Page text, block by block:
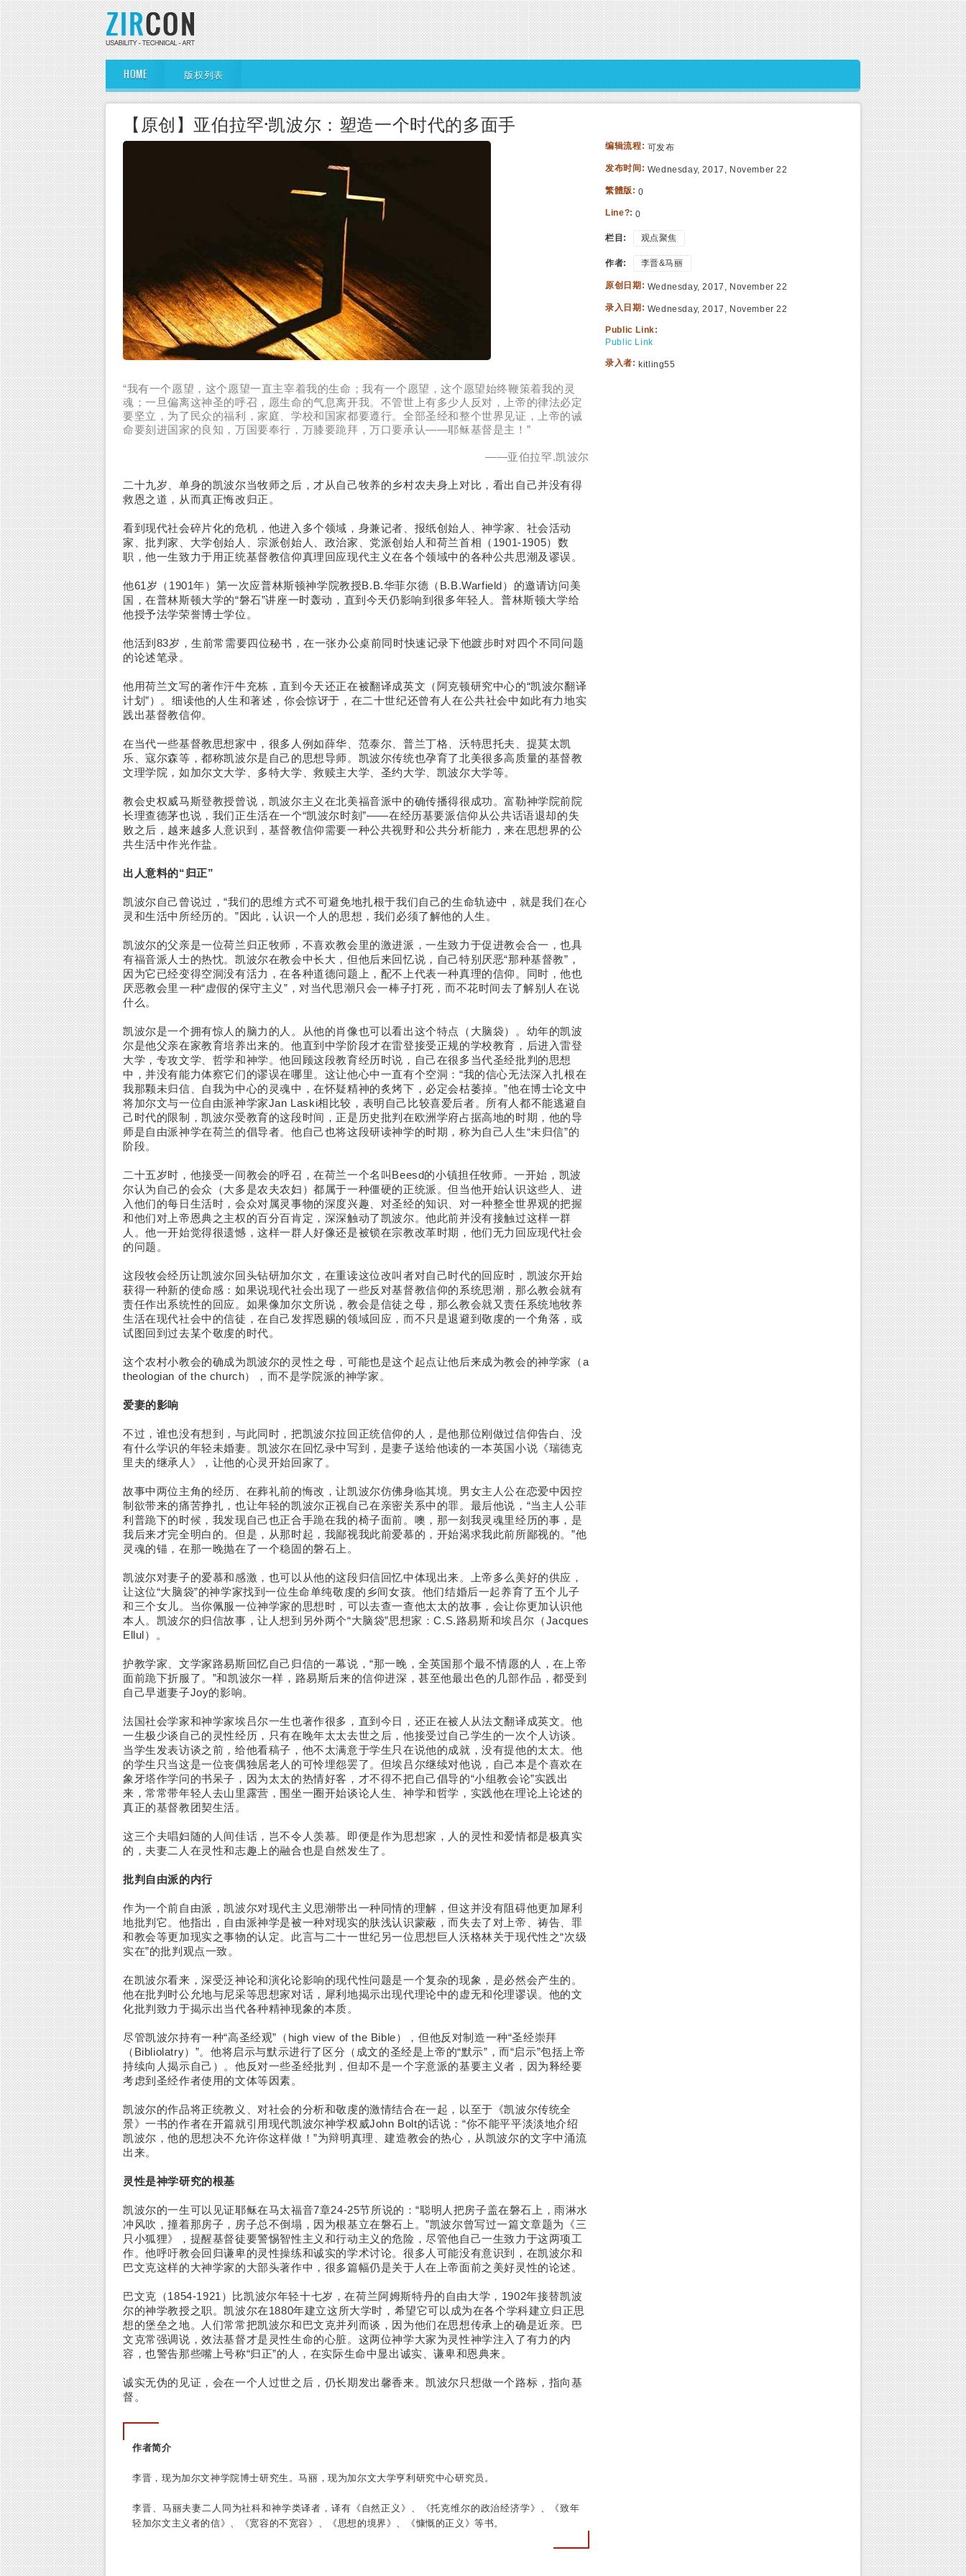
Main Menu
HOME 版权列表
【原创】亚伯拉罕·凯波尔：塑造一个时代的多面手
“我有一个愿望，这个愿望一直主宰着我的生命；我有一个愿望，这个愿望始终鞭策着我的灵
魂；一旦偏离这神圣的呼召，愿生命的气息离开我。不管世上有多少人反对，上帝的律法必定
要坚立，为了民众的福利，家庭、学校和国家都要遵行。全部圣经和整个世界见证，上帝的诫
命要刻进国家的良知，万国要奉行，万膝要跪拜，万口要承认——耶稣基督是主！”
——亚伯拉罕.凯波尔
二十九岁、单身的凯波尔当牧师之后，才从自己牧养的乡村农夫身上对比，看出自己并没有得
救恩之道，从而真正悔改归正。
看到现代社会碎片化的危机，他进入多个领域，身兼记者、报纸创始人、神学家、社会活动
家、批判家、大学创始人、宗派创始人、政治家、党派创始人和荷兰首相（1901-1905）数
职，他一生致力于用正统基督教信仰真理回应现代主义在各个领域中的各种公共思潮及谬误。
他61岁（1901年）第一次应普林斯顿神学院教授B.B.华菲尔德（B.B.Warfield）的邀请访问美
国，在普林斯顿大学的“磐石”讲座一时轰动，直到今天仍影响到很多年轻人。普林斯顿大学给
他授予法学荣誉博士学位。
他活到83岁，生前常需要四位秘书，在一张办公桌前同时快速记录下他踱步时对四个不同问题
的论述笔录。
他用荷兰文写的著作汗牛充栋，直到今天还正在被翻译成英文（阿克顿研究中心的“凯波尔翻译
计划”）。细读他的人生和著述，你会惊讶于，在二十世纪还曾有人在公共社会中如此有力地实
践出基督教信仰。
在当代一些基督教思想家中，很多人例如薛华、范泰尔、普兰丁格、沃特思托夫、提莫太凯
乐、寇尔森等，都称凯波尔是自己的思想导师。凯波尔传统也孕育了北美很多高质量的基督教
文理学院，如加尔文大学、多特大学、救赎主大学、圣约大学、凯波尔大学等。
教会史权威马斯登教授曾说，凯波尔主义在北美福音派中的确传播得很成功。富勒神学院前院
长理查德茅也说，我们正生活在一个“凯波尔时刻”——在经历基要派信仰从公共话语退却的失
败之后，越来越多人意识到，基督教信仰需要一种公共视野和公共分析能力，来在思想界的公
共生活中作光作盐。
出人意料的“归正”
凯波尔自己曾说过，“我们的思维方式不可避免地扎根于我们自己的生命轨迹中，就是我们在心
灵和生活中所经历的。”因此，认识一个人的思想，我们必须了解他的人生。
凯波尔的父亲是一位荷兰归正牧师，不喜欢教会里的激进派，一生致力于促进教会合一，也具
有福音派人士的热忱。凯波尔在教会中长大，但他后来回忆说，自己特别厌恶“那种基督教”，
因为它已经变得空洞没有活力，在各种道德问题上，配不上代表一种真理的信仰。同时，他也
厌恶教会里一种“虚假的保守主义”，对当代思潮只会一棒子打死，而不花时间去了解别人在说
什么。
凯波尔是一个拥有惊人的脑力的人。从他的肖像也可以看出这个特点（大脑袋）。幼年的凯波
尔是他父亲在家教育培养出来的。他直到中学阶段才在雷登接受正规的学校教育，后进入雷登
大学，专攻文学、哲学和神学。他回顾这段教育经历时说，自己在很多当代圣经批判的思想
中，并没有能力体察它们的谬误在哪里。这让他心中一直有个空洞：“我的信心无法深入扎根在
我那颗未归信、自我为中心的灵魂中，在怀疑精神的炙烤下，必定会枯萎掉。”他在博士论文中
将加尔文与一位自由派神学家Jan Laski相比较，表明自己比较喜爱后者。所有人都不能逃避自
己时代的限制，凯波尔受教育的这段时间，正是历史批判在欧洲学府占据高地的时期，他的导
师是自由派神学在荷兰的倡导者。他自己也将这段研读神学的时期，称为自己人生“未归信”的
阶段。
二十五岁时，他接受一间教会的呼召，在荷兰一个名叫Beesd的小镇担任牧师。一开始，凯波
尔认为自己的会众（大多是农夫农妇）都属于一种僵硬的正统派。但当他开始认识这些人、进
入他们的每日生活时，会众对属灵事物的深度兴趣、对圣经的知识、对一种整全世界观的把握
和他们对上帝恩典之主权的百分百肯定，深深触动了凯波尔。他此前并没有接触过这样一群
人。他一开始觉得很遗憾，这样一群人好像还是被锁在宗教改革时期，他们无力回应现代社会
的问题。
这段牧会经历让凯波尔回头钻研加尔文，在重读这位改叫者对自己时代的回应时，凯波尔开始
获得一种新的使命感：如果说现代社会出现了一些反对基督教信仰的系统思潮，那么教会就有
责任作出系统性的回应。如果像加尔文所说，教会是信徒之母，那么教会就又责任系统地牧养
生活在现代社会中的信徒，在自己发挥恩赐的领域回应，而不只是退避到敬虔的一个角落，或
试图回到过去某个敬虔的时代。
这个农村小教会的确成为凯波尔的灵性之母，可能也是这个起点让他后来成为教会的神学家（a
theologian of the church），而不是学院派的神学家。
爱妻的影响
不过，谁也没有想到，与此同时，把凯波尔拉回正统信仰的人，是他那位刚做过信仰告白、没
有什么学识的年轻未婚妻。凯波尔在回忆录中写到，是妻子送给他读的一本英国小说《瑞德克
里夫的继承人》，让他的心灵开始回家了。
故事中两位主角的经历、在葬礼前的悔改，让凯波尔仿佛身临其境。男女主人公在恋爱中因控
制欲带来的痛苦挣扎，也让年轻的凯波尔正视自己在亲密关系中的罪。最后他说，“当主人公菲
利普跪下的时候，我发现自己也正合手跪在我的椅子面前。噢，那一刻我灵魂里经历的事，是
我后来才完全明白的。但是，从那时起，我鄙视我此前爱慕的，开始渴求我此前所鄙视的。”他
灵魂的锚，在那一晚抛在了一个稳固的磐石上。
凯波尔对妻子的爱慕和感激，也可以从他的这段归信回忆中体现出来。上帝多么美好的供应，
让这位“大脑袋”的神学家找到一位生命单纯敬虔的乡间女孩。他们结婚后一起养育了五个儿子
和三个女儿。当你佩服一位神学家的思想时，可以去查一查他太太的故事，会让你更加认识他
本人。凯波尔的归信故事，让人想到另外两个“大脑袋”思想家：C.S.路易斯和埃吕尔（Jacques
Ellul）。
护教学家、文学家路易斯回忆自己归信的一幕说，“那一晚，全英国那个最不情愿的人，在上帝
面前跪下折服了。”和凯波尔一样，路易斯后来的信仰进深，甚至他最出色的几部作品，都受到
自己早逝妻子Joy的影响。
法国社会学家和神学家埃吕尔一生也著作很多，直到今日，还正在被人从法文翻译成英文。他
一生极少谈自己的灵性经历，只有在晚年太太去世之后，他接受过自己学生的一次个人访谈。
当学生发表访谈之前，给他看稿子，他不太满意于学生只在说他的成就，没有提他的太太。他
的学生只当这是一位丧偶独居老人的可怜埋怨罢了。但埃吕尔继续对他说，自己本是个喜欢在
象牙塔作学问的书呆子，因为太太的热情好客，才不得不把自己倡导的“小组教会论”实践出
来，常常带年轻人去山里露营，围坐一圈开始谈论人生、神学和哲学，实践他在理论上论述的
真正的基督教团契生活。
这三个夫唱妇随的人间佳话，岂不令人羡慕。即便是作为思想家，人的灵性和爱情都是极真实
的，夫妻二人在灵性和志趣上的融合也是自然发生了。
批判自由派的内行
作为一个前自由派，凯波尔对现代主义思潮带出一种同情的理解，但这并没有阻碍他更加犀利
地批判它。他指出，自由派神学是被一种对现实的肤浅认识蒙蔽，而失去了对上帝、祷告、罪
和教会等更加现实之事物的认定。此言与二十一世纪另一位思想巨人沃格林关于现代性之“次级
实在”的批判观点一致。
在凯波尔看来，深受泛神论和演化论影响的现代性问题是一个复杂的现象，是必然会产生的。
他在批判时公允地与尼采等思想家对话，犀利地揭示出现代理论中的虚无和伦理谬误。他的文
化批判致力于揭示出当代各种精神现象的本质。
尽管凯波尔持有一种“高圣经观”（high view of the Bible），但他反对制造一种“圣经崇拜
（Bibliolatry）”。他将启示与默示进行了区分（成文的圣经是上帝的“默示”，而“启示”包括上帝
持续向人揭示自己）。他反对一些圣经批判，但却不是一个字意派的基要主义者，因为释经要
考虑到圣经作者使用的文体等因素。
凯波尔的作品将正统教义、对社会的分析和敬虔的激情结合在一起，以至于《凯波尔传统全
景》一书的作者在开篇就引用现代凯波尔神学权威John Bolt的话说：“你不能平平淡淡地介绍
凯波尔，他的思想决不允许你这样做！”为辩明真理、建造教会的热心，从凯波尔的文字中涌流
出来。
灵性是神学研究的根基
凯波尔的一生可以见证耶稣在马太福音7章24-25节所说的：“聪明人把房子盖在磐石上，雨淋水
冲风吹，撞着那房子，房子总不倒塌，因为根基立在磐石上。”凯波尔曾写过一篇文章题为《三
只小狐狸》，提醒基督徒要警惕智性主义和行动主义的危险，尽管他自己一生致力于这两项工
作。他呼吁教会回归谦卑的灵性操练和诚实的学术讨论。很多人可能没有意识到，在凯波尔和
巴文克这样的大神学家的大部头著作中，很多篇幅仍是关于人在上帝面前之美好灵性的论述。
巴文克（1854-1921）比凯波尔年轻十七岁，在荷兰阿姆斯特丹的自由大学，1902年接替凯波
尔的神学教授之职。凯波尔在1880年建立这所大学时，希望它可以成为在各个学科建立归正思
想的堡垒之地。人们常常把凯波尔和巴文克并列而谈，因为他们在思想传承上的确是近亲。巴
文克常强调说，效法基督才是灵性生命的心脏。这两位神学大家为灵性神学注入了有力的内
容，也警告那些嘴上号称“归正”的人，在实际生命中显出诚实、谦卑和恩典来。
诚实无伪的见证，会在一个人过世之后，仍长期发出馨香来。凯波尔只想做一个路标，指向基
督。
作者简介
李晋，现为加尔文神学院博士研究生。马丽，现为加尔文大学亨利研究中心研究员。
李晋、马丽夫妻二人同为社科和神学类译者，译有《自然正义》、《托克维尔的政治经济学》、《致年
轻加尔文主义者的信》、《宽容的不宽容》、《思想的境界》、《慷慨的正义》等书。
编辑流程: 可发布
发布时间: Wednesday, 2017, November 22
繁體版:0
Line?:0
栏目: 观点聚焦
作者: 李晋&马丽
原创日期: Wednesday, 2017, November 22
录入日期: Wednesday, 2017, November 22
Public Link:
Public Link
录入者:kitling55